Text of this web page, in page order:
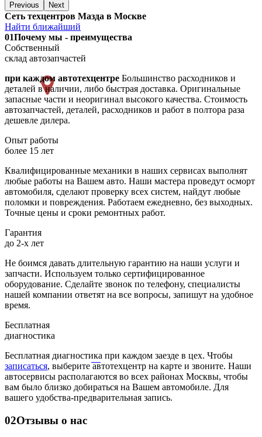
Previous Next
Сеть техцентров Мазда в Москве
Найти ближайший
01Почему мы - преимущества
Собственный
склад автозапчастей
при каждом автотехцентре Большинство расходников и
деталей в наличии, либо быстрая доставка. Оригинальные
запасные части и неоригинал высокого качества. Стоимость
автозапчастей, деталей, расходников и работ в полтора раза
дешевле дилера.
Опыт работы
более 15 лет
Квалифицированные механики в наших сервисах выполнят
любые работы на Вашем авто. Наши мастера проведут осморт
автомобиля, сделают проверку всех систем, найдут любые
поломки и повреждения. Работаем ежедневно, без выходных.
Точные цены и сроки ремонтных работ.
Гарантия
до 2-х лет
Не боимся давать длительную гарантию на наши услуги и
запчасти. Используем только сертифицированное
оборудование. Сделайте звонок по телефону, специалисты
нашей компании ответят на все вопросы, запишут на удобное
время.
Бесплатная
диагностика
Бесплатная диагностика при каждом заезде в цех. Чтобы
записаться, выберите автотехцентр на карте и звоните. Наши
автосервисы располагаются во всех районах Москвы, чтобы
вам было близко добираться на Вашем автомобиле. Для
вашего удобства-предварительная запись.
02Отзывы о нас